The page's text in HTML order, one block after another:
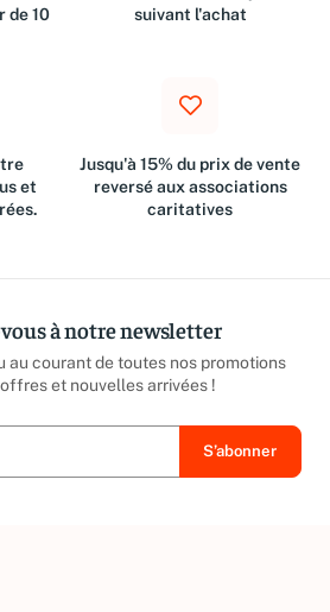
de 10
suivant l'achat
et
Jusqu'à 15% du prix de vente
reversé aux associations
caritatives
à notre newsletter
au courant de toutes nos promotions
et nouvelles arrivées !